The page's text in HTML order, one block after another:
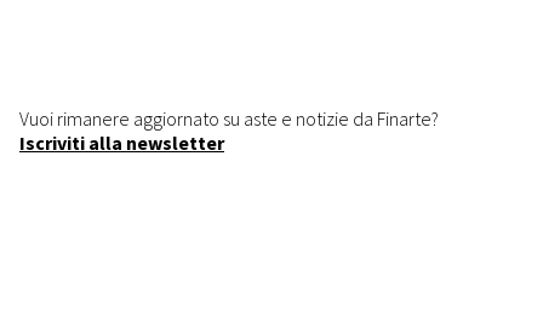
Vuoi rimanere aggiornato su aste e notizie da Finarte?
Iscriviti alla newsletter